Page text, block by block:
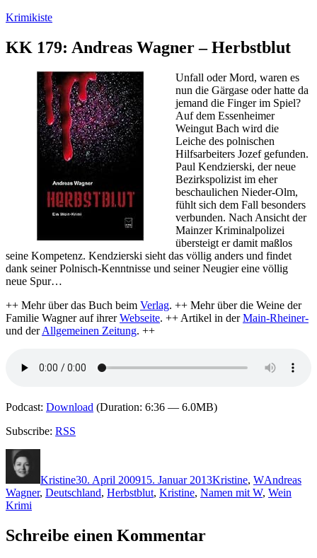
Zum
springen
Krimikiste
KK 179: Andreas Wagner – Herbstblut
Unfall oder Mord, waren es
nun die Gärgase oder hatte da
jemand die Finger im Spiel?
Auf dem Essenheimer
Weingut Bach wird die
Leiche des polnischen
Hilfsarbeiters Jozef gefunden.
Paul Kendzierski, der neue
Bezirkspolizist im eher
beschaulichen Nieder-Olm,
fühlt sich dem Fall besonders
verbunden. Nach Ansicht der
Mainzer Kriminalpolizei
übersteigt er damit maßlos
seine Kompetenz. Kendzierski sieht das völlig anders und findet
dank seiner Polnisch-Kenntnisse und seiner Neugier eine völlig
neue Spur…
++ Mehr über das Buch beim Verlag. ++ Mehr über die Weine der
Familie Wagner auf ihrerWebseite. ++ Artikel in derMain-Rheiner-
und derAllgemeinen Zeitung. ++
Podcast: Download (Duration: 6:36 — 6.0MB)
Subscribe: RSS
Kristine30. April 200915. Januar 2013Kristine, WAndreas
Wagner, Deutschland, Herbstblut, Kristine, Namen mit W, Wein
Krimi
Schreibe einen Kommentar